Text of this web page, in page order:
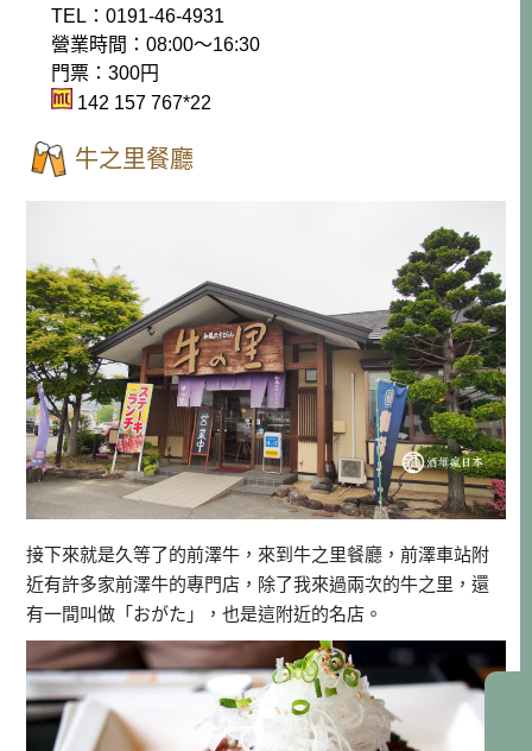
TEL：0191-46-4931
營業時間：08:00～16:30
門票：300円
142 157 767*22
牛之里餐廳
接下來就是久等了的前澤牛，來到牛之里餐廳，前澤車站附
近有許多家前澤牛的專門店，除了我來過兩次的牛之里，還
有一間叫做「おがた」，也是這附近的名店。